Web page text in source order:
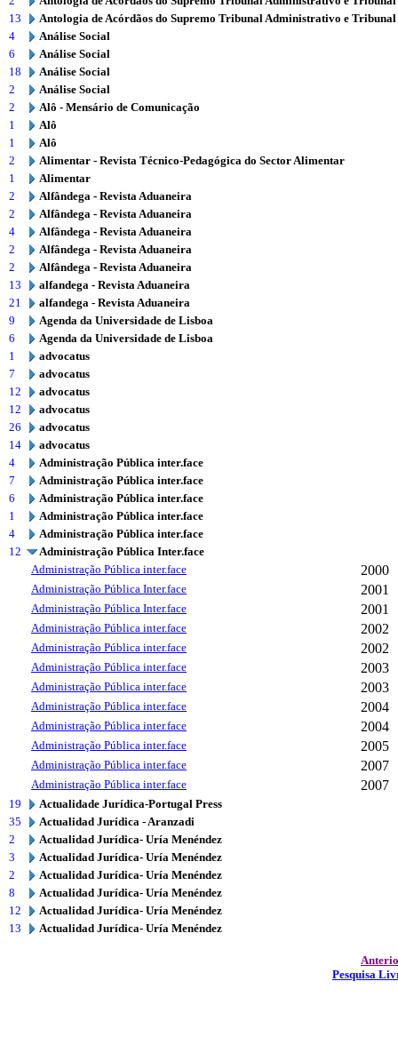
13
Antologia de Acórdãos do Supremo Tribunal Administrativo e
4
Análise Social
6
Análise Social
18
Análise Social
2
Análise Social
2
Alô - Mensário de Comunicação
1
Alô
1
Alô
2
Alimentar - Revista Técnico-Pedagógica do Sector Alimentar
1
Alimentar
2
Alfândega - Revista Aduaneira
2
Alfândega - Revista Aduaneira
4
Alfândega - Revista Aduaneira
2
Alfândega - Revista Aduaneira
2
Alfândega - Revista Aduaneira
13
alfandega - Revista Aduaneira
21
alfandega - Revista Aduaneira
9
Agenda da Universidade de Lisboa
6
Agenda da Universidade de Lisboa
1
advocatus
7
advocatus
12
advocatus
12
advocatus
26
advocatus
14
advocatus
4
Administração Pública inter.face
7
Administração Pública inter.face
6
Administração Pública inter.face
1
Administração Pública inter.face
4
Administração Pública inter.face
12
Administração Pública Inter.face
Administração Pública inter.face
2000
Administração Pública Inter.face 2001
Administração Pública Inter.face 2001
Administração Pública inter.face 2002
Administração Pública inter.face 2002
Administração Pública inter.face 2003
Administração Pública inter.face 2003
Administração Pública inter.face 2004
Administração Pública inter.face 2004
Administração Pública inter.face 2005
Administração Pública inter.face 2007
Administração Pública inter.face 2007
19
Actualidade Jurídica-Portugal Press
35
Actualidad Jurídica - Aranzadi
2
Actualidad Jurídica- Uría Menéndez
3
Actualidad Jurídica- Uría Menéndez
2
Actualidad Jurídica- Uría Menéndez
8
Actualidad Jurídica- Uría Menéndez
12
Actualidad Jurídica- Uría Menéndez
13
Actualidad Jurídica- Uría Menéndez
Pesquisa